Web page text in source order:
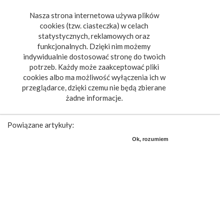
Nasza strona internetowa używa plików
cookies (tzw. ciasteczka) w celach
statystycznych, reklamowych oraz
funkcjonalnych. Dzięki nim możemy
indywidualnie dostosować stronę do twoich
potrzeb. Każdy może zaakceptować pliki
cookies albo ma możliwość wyłączenia ich w
przeglądarce, dzięki czemu nie będą zbierane
żadne informacje.
Ok, rozumiem
Powiązane artykuły: